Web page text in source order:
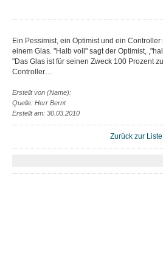
Ein Pessimist, ein Optimist und ein
einem Glas. "Halb voll" sagt der Optimist,
"Das Glas ist für seinen Zweck 100 Prozent
Controller…
Erstellt von (Name):
Quelle: Herr Bernt
Erstellt am: 30.03.2010
Zurück zur Liste